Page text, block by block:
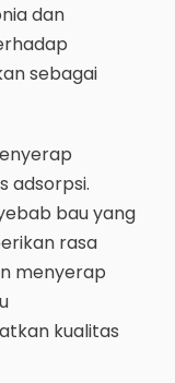
dan
sebagai
adsorpsi.
bau yang
rasa
menyerap
kualitas